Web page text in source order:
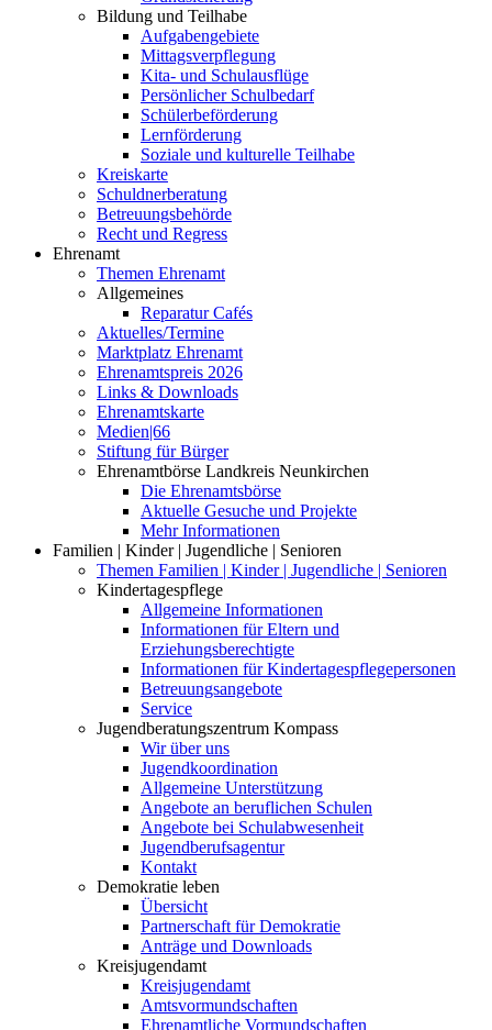
Bildung und Teilhabe
Aufgabengebiete
Mittagsverpflegung
Kita- und Schulausflüge
Persönlicher Schulbedarf
Schülerbeförderung
Lernförderung
Soziale und kulturelle Teilhabe
Kreiskarte
Schuldnerberatung
Betreuungsbehörde
Recht und Regress
Ehrenamt
Themen Ehrenamt
Allgemeines
Reparatur Cafés
Aktuelles/Termine
Marktplatz Ehrenamt
Ehrenamtspreis 2026
Links & Downloads
Ehrenamtskarte
Medien|66
Stiftung für Bürger
Ehrenamtbörse Landkreis Neunkirchen
Die Ehrenamtsbörse
Aktuelle Gesuche und Projekte
Mehr Informationen
Familien | Kinder | Jugendliche | Senioren
Themen Familien | Kinder | Jugendliche | Senioren
Kindertagespflege
Allgemeine Informationen
Informationen für Eltern und
Erziehungsberechtigte
Informationen für Kindertagespflegepersonen
Betreuungsangebote
Service
Jugendberatungszentrum Kompass
Wir über uns
Jugendkoordination
Allgemeine Unterstützung
Angebote an beruflichen Schulen
Angebote bei Schulabwesenheit
Jugendberufsagentur
Kontakt
Demokratie leben
Übersicht
Partnerschaft für Demokratie
Anträge und Downloads
Kreisjugendamt
Kreisjugendamt
Amtsvormundschaften
Ehrenamtliche Vormundschaften